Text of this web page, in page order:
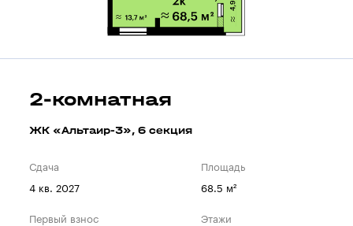
2-комнатная
ЖК «Альтаир-3», 6 секция
Сдача
4 кв. 2027
Площадь
68.5 м²
Первый взнос Этажи